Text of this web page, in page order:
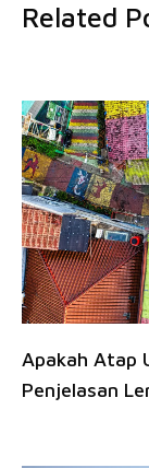
Related
Apakah Atap
Penjelasan